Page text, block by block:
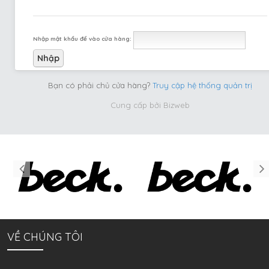
Nhập mật khẩu để vào cửa hàng:
Bạn có phải chủ cửa hàng? Truy cập hệ thống quản trị
Cung cấp bởi Bizweb
VỀ CHÚNG TÔI